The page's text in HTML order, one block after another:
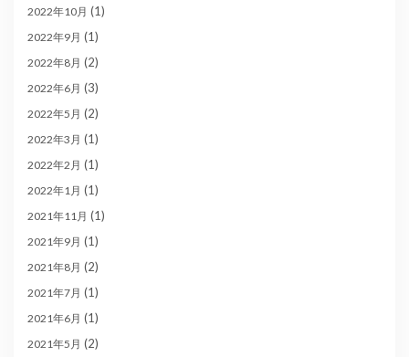
2022年10月 (1)
2022年9月 (1)
2022年8月 (2)
2022年6月 (3)
2022年5月 (2)
2022年3月 (1)
2022年2月 (1)
2022年1月 (1)
2021年11月 (1)
2021年9月 (1)
2021年8月 (2)
2021年7月 (1)
2021年6月 (1)
2021年5月 (2)